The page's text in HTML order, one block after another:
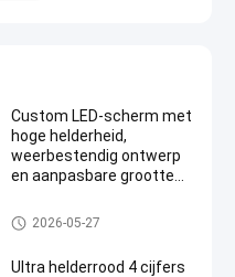
Custom LED-scherm met
hoge helderheid,
weerbestendig ontwerp
en aanpasbare grootte
Aangepaste Led-display
2026-05-27
Ultra helderrood 4 cijfers